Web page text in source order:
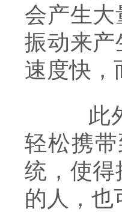
会产生
振动来
速度快，
此外
轻松携
统，使
的人，也